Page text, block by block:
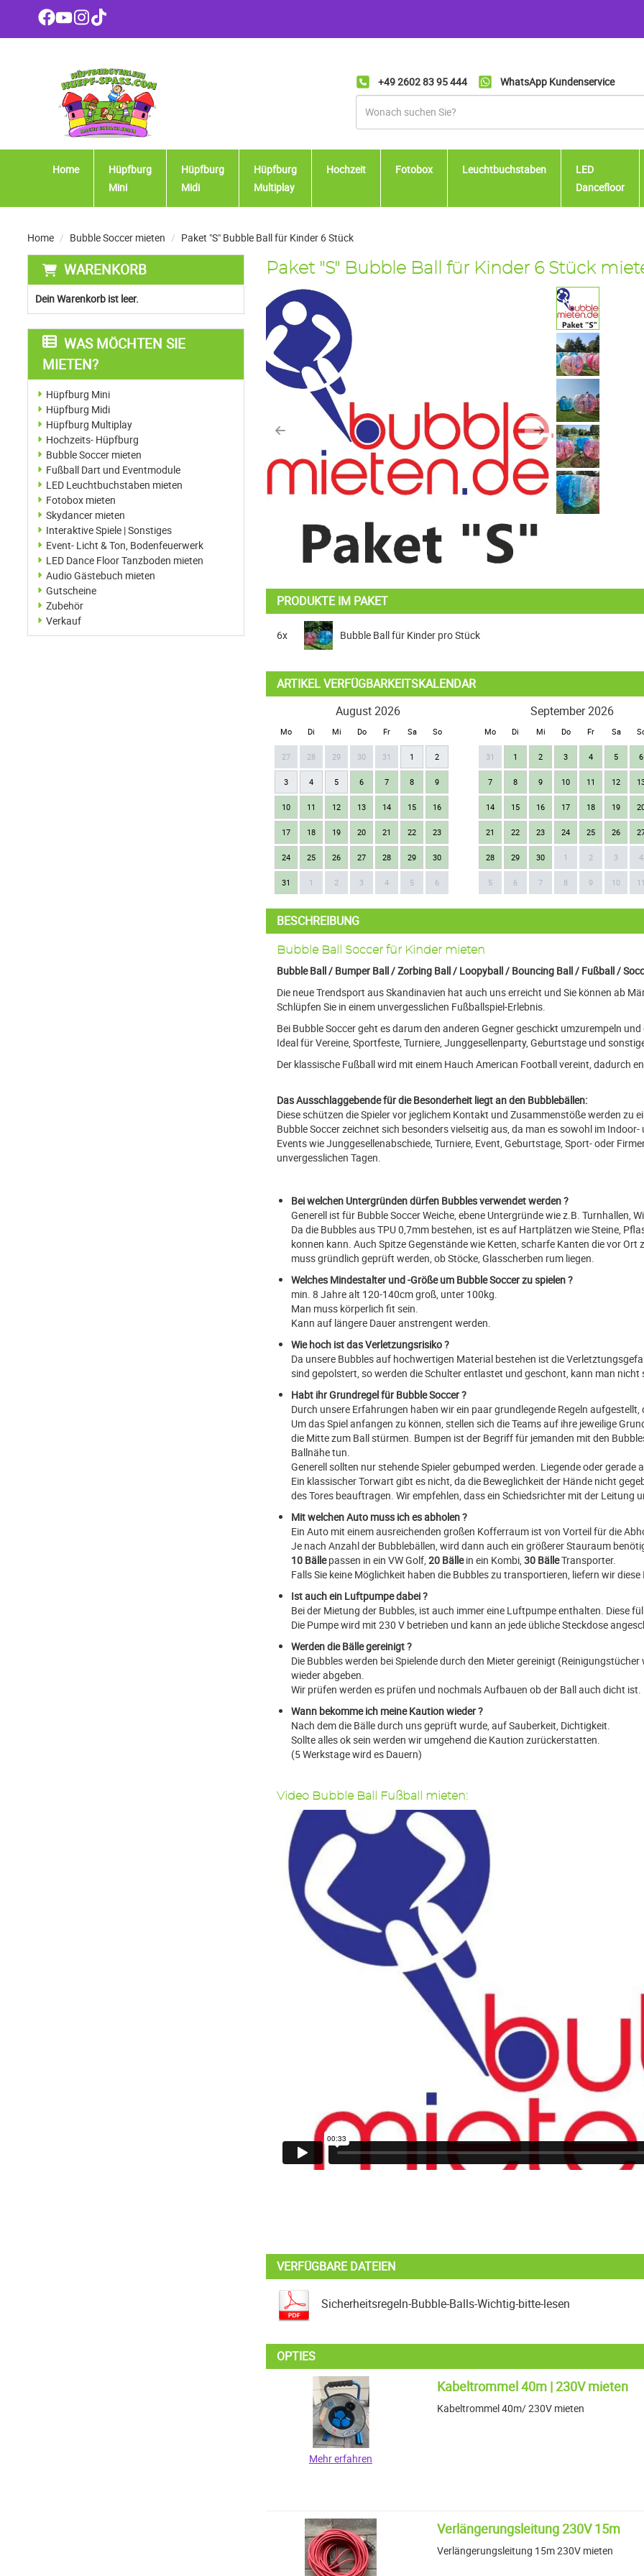
+49 2602 83 95 444 WhatsApp Kundenservice
Home
Hüpfburg
Mini
Hüpfburg
Midi
Hüpfburg
Multiplay
Hochzeit Fotobox Leuchtbuchstaben
LED
Dancefloor
Home Bubble Soccer mieten Paket "S" Bubble Ball für Kinder 6 Stück
WARENKORB
Dein Warenkorb ist leer.
WAS MÖCHTEN SIE
MIETEN?
Hüpfburg Mini
Hüpfburg Midi
Hüpfburg Multiplay
Hochzeits- Hüpfburg
Bubble Soccer mieten
Fußball Dart und Eventmodule
LED Leuchtbuchstaben mieten
Fotobox mieten
Skydancer mieten
Interaktive Spiele | Sonstiges
Event- Licht & Ton, Bodenfeuerwerk
LED Dance Floor Tanzboden mieten
Audio Gästebuch mieten
Gutscheine
Zubehör
Verkauf
Paket "S" Bubble Ball für Kinder 6 Stück
Previous Next
PRODUKTE IM PAKET
6x Bubble Ball für Kinder pro Stück
ARTIKEL VERFÜGBARKEITSKALENDAR
August 2026
Mo Di Mi Do Fr Sa So
27 28 29 30 31 1 2
3 4 5 6 7 8 9
10 11 12 13 14 15 16
17 18 19 20 21 22 23
24 25 26 27 28 29 30
31 1 2 3 4 5 6
September 2026
Mo Di Mi Do Fr Sa
31 1 2 3 4 5 6
7 8 9 10 11 12
14 15 16 17 18 19
21 22 23 24 25 26
28 29 30 1 2 3 4
5 6 7 8 9 10 11
BESCHREIBUNG
Bubble Ball Soccer für Kinder mieten
Bubble Ball / Bumper Ball / Zorbing Ball / Loopyball / Bouncing Ball / Fußball /
Die neue Trendsport aus Skandinavien hat auch uns erreicht und Sie können ab
Schlüpfen Sie in einem unvergesslichen Fußballspiel-Erlebnis.
Bei Bubble Soccer geht es darum den anderen Gegner geschickt umzurempeln und
Ideal für Vereine, Sportfeste, Turniere, Junggesellenparty, Geburtstage und
Der klassische Fußball wird mit einem Hauch American Football vereint, dadurch
Das Ausschlaggebende für die Besonderheit liegt an den Bubblebällen:
Diese schützen die Spieler vor jeglichem Kontakt und Zusammenstöße werden zu
Bubble Soccer zeichnet sich besonders vielseitig aus, da man es sowohl im
Events wie Junggesellenabschiede, Turniere, Event, Geburtstage, Sport- oder
unvergesslichen Tagen.
Bei welchen Untergründen dürfen Bubbles verwendet werden ?
Generell ist für Bubble Soccer Weiche, ebene Untergründe wie z.B. Turnhallen,
Da die Bubbles aus TPU 0,7mm bestehen, ist es auf Hartplätzen wie Steine,
konnen kann. Auch Spitze Gegenstände wie Ketten, scharfe Kanten die vor
muss gründlich geprüft werden, ob Stöcke, Glasscherben rum liegen.
Welches Mindestalter und -Größe um Bubble Soccer zu spielen ?
min. 8 Jahre alt 120-140cm groß, unter 100kg.
Man muss körperlich fit sein.
Kann auf längere Dauer anstrengent werden.
Wie hoch ist das Verletzungsrisiko ?
Da unsere Bubbles auf hochwertigen Material bestehen ist die
sind gepolstert, so werden die Schulter entlastet und geschont, kann man nicht
Habt ihr Grundregel für Bubble Soccer ?
Durch unsere Erfahrungen haben wir ein paar grundlegende Regeln
Um das Spiel anfangen zu können, stellen sich die Teams auf ihre jeweilige
die Mitte zum Ball stürmen. Bumpen ist der Begriff für jemanden mit den
Ballnähe tun.
Generell sollten nur stehende Spieler gebumped werden. Liegende oder
Ein klassischer Torwart gibt es nicht, da die Beweglichkeit der Hände nicht
des Tores beauftragen. Wir empfehlen, dass ein Schiedsrichter mit der Leitung
Mit welchen Auto muss ich es abholen ?
Ein Auto mit einem ausreichenden großen Kofferraum ist von Vorteil für die
Je nach Anzahl der Bubblebällen, wird dann auch ein größerer Stauraum
10 Bällepassen in ein VW Golf, 20 Bällein ein Kombi, 30 BälleTransporter.
Falls Sie keine Möglichkeit haben die Bubbles zu transportieren, liefern wir
Ist auch ein Luftpumpe dabei ?
Bei der Mietung der Bubbles, ist auch immer eine Luftpumpe enthalten. Diese
Die Pumpe wird mit 230 V betrieben und kann an jede übliche Steckdose
Werden die Bälle gereinigt ?
Die Bubbles werden bei Spielende durch den Mieter gereinigt
wieder abgeben.
Wir prüfen werden es prüfen und nochmals Aufbauen ob der Ball auch dicht ist.
Wann bekomme ich meine Kaution wieder ?
Nach dem die Bälle durch uns geprüft wurde, auf Sauberkeit, Dichtigkeit.
Sollte alles ok sein werden wir umgehend die Kaution zurückerstatten.
(5 Werkstage wird es Dauern)
Video Bubble Ball Fußball mieten:
VERFÜGBARE DATEIEN
Sicherheitsregeln-Bubble-Balls-Wichtig-bitte-lesen
OPTIES
Mehr erfahren
Kabeltrommel 40m | 230V mieten
Kabeltrommel 40m/ 230V mieten
Verlängerungsleitung 230V 15m
Verlängerungsleitung 15m 230V mieten